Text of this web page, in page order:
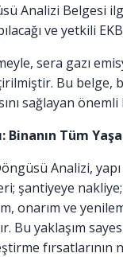
Analizi Belgesi
ve yetkili
sera gazı
Bu belge,
sağlayan önemli
Binanın Tüm
Analizi,
şantiyeye
onarım ve
Bu yaklaşım